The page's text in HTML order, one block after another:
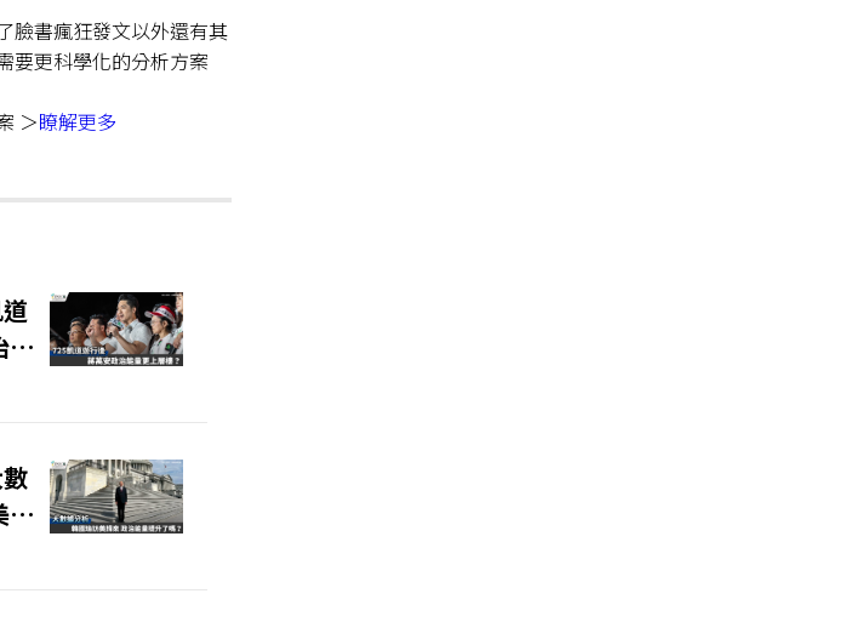
臉書瘋狂發文以外還有其
要更科學化的分析方案
＞瞭解更多
能
歸